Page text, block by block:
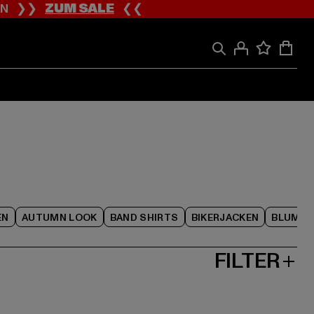
❯❯ZUM SALE❮❮
AUTUMN LOOK BAND SHIRTS BIKERJACKEN
FILTER